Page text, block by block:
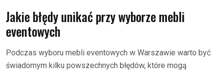
Jakie błędy unikać przy wyborze mebli
eventowych
Podczas wyboru mebli eventowych w Warszawie warto być
świadomym kilku powszechnych błędów, które mogą